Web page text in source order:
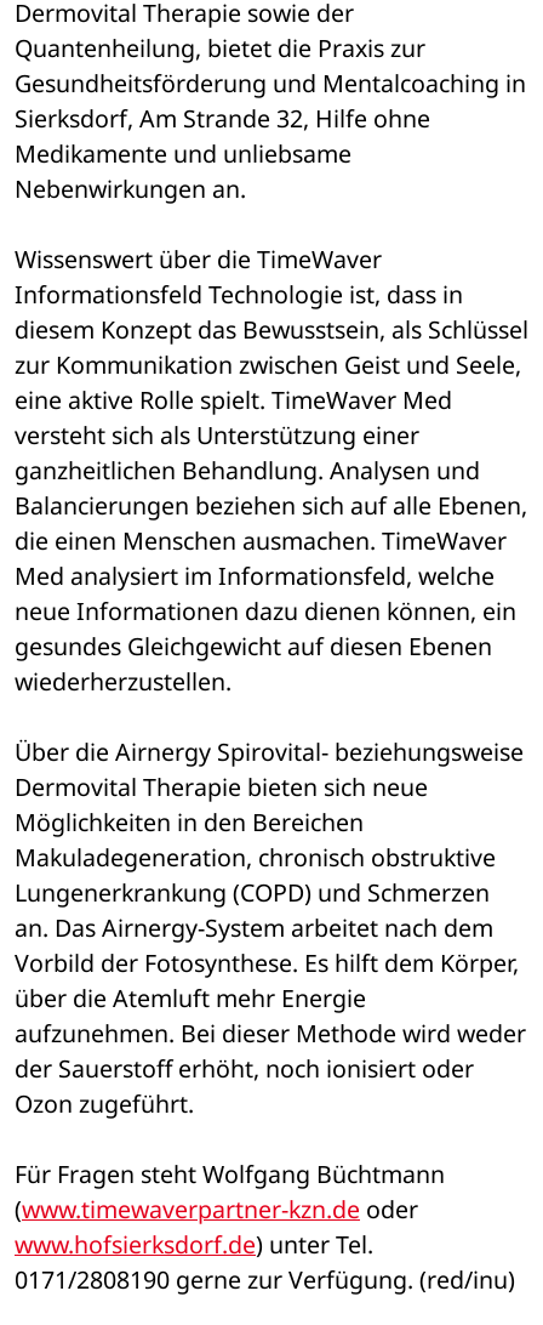
Dermovital Therapie sowie der
Quantenheilung, bietet die Praxis zur
Gesundheitsförderung und Mentalcoaching in
Sierksdorf, Am Strande 32, Hilfe ohne
Medikamente und unliebsame
Nebenwirkungen an.
Wissenswert über die TimeWaver
Informationsfeld Technologie ist, dass in
diesem Konzept das Bewusstsein, als Schlüssel
zur Kommunikation zwischen Geist und Seele,
eine aktive Rolle spielt. TimeWaver Med
versteht sich als Unterstützung einer
ganzheitlichen Behandlung. Analysen und
Balancierungen beziehen sich auf alle Ebenen,
die einen Menschen ausmachen. TimeWaver
Med analysiert im Informationsfeld, welche
neue Informationen dazu dienen können, ein
gesundes Gleichgewicht auf diesen Ebenen
wiederherzustellen.
Über die Airnergy Spirovital- beziehungsweise
Dermovital Therapie bieten sich neue
Möglichkeiten in den Bereichen
Makuladegeneration, chronisch obstruktive
Lungenerkrankung (COPD) und Schmerzen
an. Das Airnergy-System arbeitet nach dem
Vorbild der Fotosynthese. Es hilft dem Körper,
über die Atemluft mehr Energie
aufzunehmen. Bei dieser Methode wird weder
der Sauerstoff erhöht, noch ionisiert oder
Ozon zugeführt.
Für Fragen steht Wolfgang Büchtmann
(www.timewaverpartner-kzn.de
www.hofsierksdorf.de) unter Tel.
0171/2808190 gerne zur Verfügung. (red/inu)